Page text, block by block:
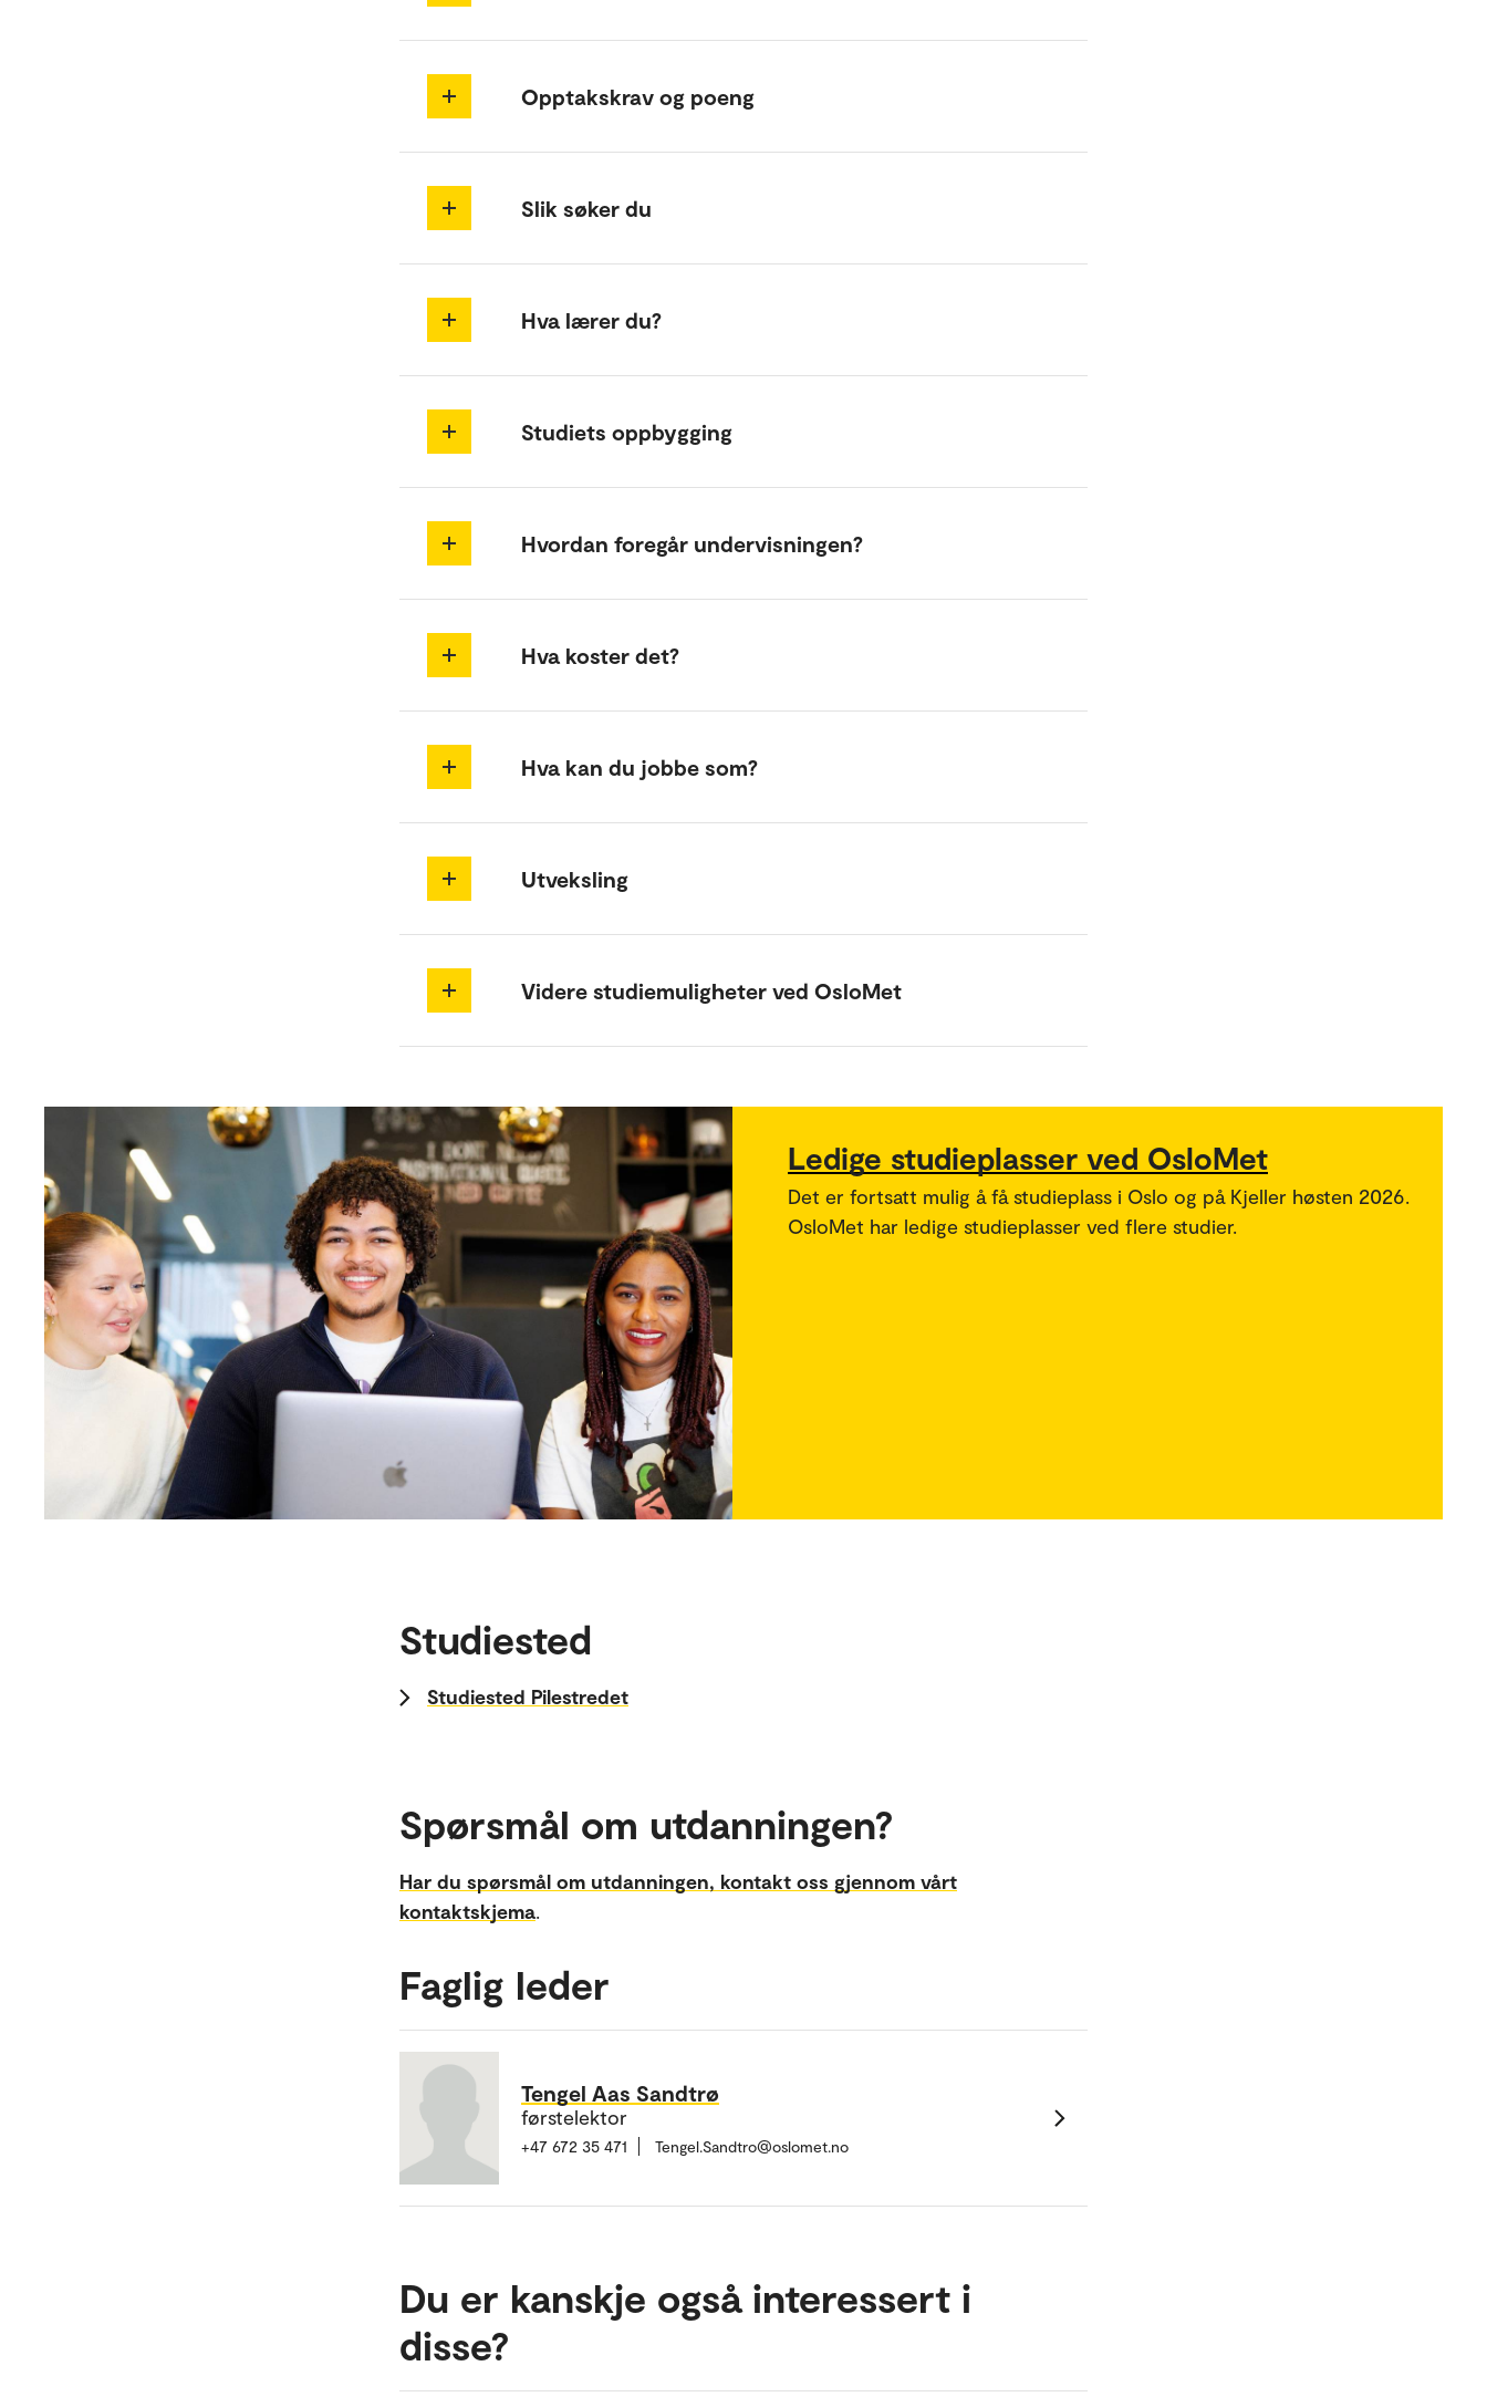
Opptakskrav og poeng
Slik søker du
Hva lærer du?
Studiets oppbygging
Hvordan foregår undervisningen?
Hva koster det?
Hva kan du jobbe som?
Utveksling
Videre studiemuligheter ved OsloMet
Ledige studieplasser ved OsloMet
Det er fortsatt mulig å få studieplass i Oslo og på Kjeller høsten 2026.
OsloMet har ledige studieplasser ved flere studier.
Studiested
Studiested Pilestredet
Spørsmål om utdanningen?
Har du spørsmål om utdanningen, kontakt oss gjennom vårt
kontaktskjema.
Faglig leder
Tengel Aas Sandtrø
førstelektor
+47 672 35 471 Tengel.Sandtro@oslomet.no
Du er kanskje også interessert i
disse?